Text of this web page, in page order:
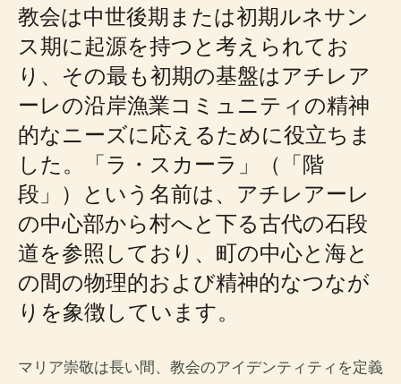
教会は中世後期または初期ルネサン
ス期に起源を持つと考えられてお
り、その最も初期の基盤はアチレア
ーレの沿岸漁業コミュニティの精神
的なニーズに応えるために役立ちま
した。「ラ・スカーラ」（「階
段」）という名前は、アチレアーレ
の中心部から村へと下る古代の石段
道を参照しており、町の中心と海と
の間の物理的および精神的なつなが
りを象徴しています。
マリア崇敬は長い間、教会のアイデンティティを定義